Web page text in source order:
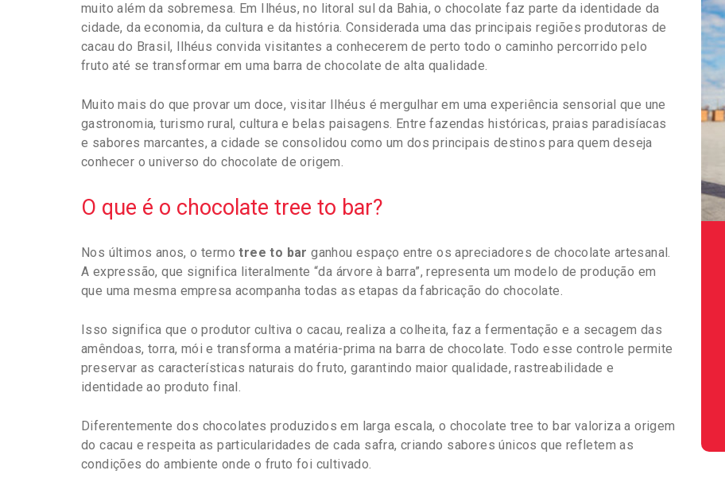
muito além da sobremesa. Em Ilhéus, no litoral sul da Bahia, o chocolate faz parte da identidade da
cidade, da economia, da cultura e da história. Considerada uma das principais regiões produtoras de
cacau do Brasil, Ilhéus convida visitantes a conhecerem de perto todo o caminho percorrido pelo
fruto até se transformar em uma barra de chocolate de alta qualidade.
Muito mais do que provar um doce, visitar Ilhéus é mergulhar em uma experiência sensorial que une
gastronomia, turismo rural, cultura e belas paisagens. Entre fazendas históricas, praias paradisíacas
e sabores marcantes, a cidade se consolidou como um dos principais destinos para quem deseja
conhecer o universo do chocolate de origem.
O que é o chocolate tree to bar?
Nos últimos anos, o termotree to bar ganhou espaço entre os apreciadores de chocolate artesanal.
A expressão, que significa literalmente “da árvore à barra”, representa um modelo de produção em
que uma mesma empresa acompanha todas as etapas da fabricação do chocolate.
Isso significa que o produtor cultiva o cacau, realiza a colheita, faz a fermentação e a secagem das
amêndoas, torra, mói e transforma a matéria-prima na barra de chocolate. Todo esse controle permite
preservar as características naturais do fruto, garantindo maior qualidade, rastreabilidade e
identidade ao produto final.
Diferentemente dos chocolates produzidos em larga escala, o chocolate tree to bar valoriza a origem
do cacau e respeita as particularidades de cada safra, criando sabores únicos que refletem as
condições do ambiente onde o fruto foi cultivado.